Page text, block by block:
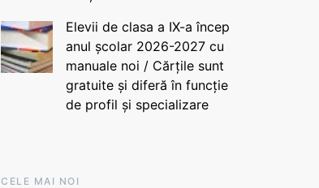
Elevii de clasa a IX-a încep
anul școlar 2026-2027 cu
manuale noi / Cărțile sunt
gratuite și diferă în funcție
de profil și specializare
CELE MAI NOI